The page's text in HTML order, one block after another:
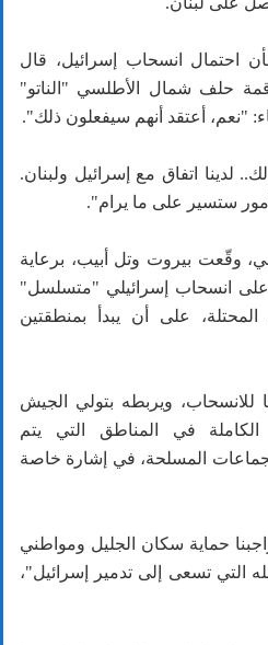
احتمال انسحاب إسرائيل، قال
حلف شمال الأطلسي "الناتو"
"نعم، أعتقد أنهم سيفعلون ذلك".
لدينا اتفاق مع إسرائيل ولبنان.
ستسير على ما يرام".
وقّعت بيروت وتل أبيب، برعاية
على انسحاب إسرائيلي "متسلسل"
المحتلة، على أن يبدأ بمنطقتين
للانسحاب، ويربطه بتولي الجيش
الكاملة في المناطق التي يتم
المسلحة، في إشارة خاصة
حماية سكان الجليل ومواطني
التي تسعى إلى تدمير إسرائيل"،